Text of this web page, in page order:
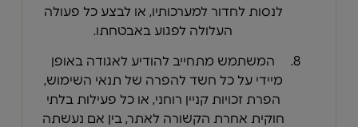
לנסות לחדור למערכותיו, או לבצע כל פעולה
העלולה לפגוע באבטחתו.
המשתמש מתחייב להודיע לאגודה באופן
מיידי על כל חשד להפרה של תנאי השימוש,
הפרת זכויות קניין רוחני, או כל פעילות בלתי
חוקית אחרת הקשורה לאתר, בין אם נעשתה